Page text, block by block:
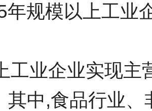
年规模以上工业
工业企业实现主
其中,食品行业